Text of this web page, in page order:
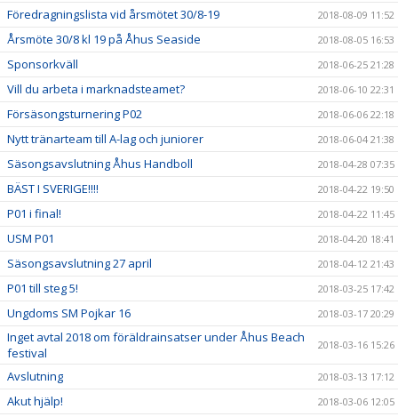
Föredragningslista vid årsmötet 30/8-19 2018-08-09 11:52
Årsmöte 30/8 kl 19 på Åhus Seaside 2018-08-05 16:53
Sponsorkväll 2018-06-25 21:28
Vill du arbeta i marknadsteamet? 2018-06-10 22:31
Försäsongsturnering P02 2018-06-06 22:18
Nytt tränarteam till A-lag och juniorer 2018-06-04 21:38
Säsongsavslutning Åhus Handboll 2018-04-28 07:35
BÄST I SVERIGE!!!! 2018-04-22 19:50
P01 i final! 2018-04-22 11:45
USM P01 2018-04-20 18:41
Säsongsavslutning 27 april 2018-04-12 21:43
P01 till steg 5! 2018-03-25 17:42
Ungdoms SM Pojkar 16 2018-03-17 20:29
Inget avtal 2018 om föräldrainsatser under Åhus Beach
festival
2018-03-16 15:26
Avslutning 2018-03-13 17:12
Akut hjälp! 2018-03-06 12:05